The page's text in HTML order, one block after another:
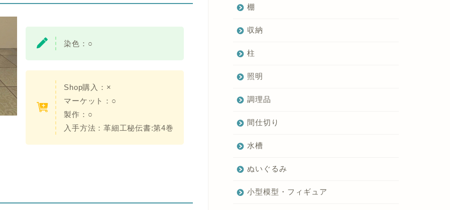
染色：○
Shop購入：×
マーケット：○
製作：○
入手方法：革細工秘伝書:第4巻
棚
収納
柱
照明
調理品
間仕切り
水槽
ぬいぐるみ
小型模型・フィギュア